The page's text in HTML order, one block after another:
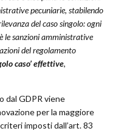
pecuniarie, stabilendo
del caso singolo: ogni
le sanzioni amministrative
del regolamento
caso’effettive,
dal GDPR viene
per la maggiore
imposti dall’art. 83